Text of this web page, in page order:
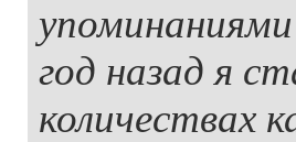
год назад я
количествах